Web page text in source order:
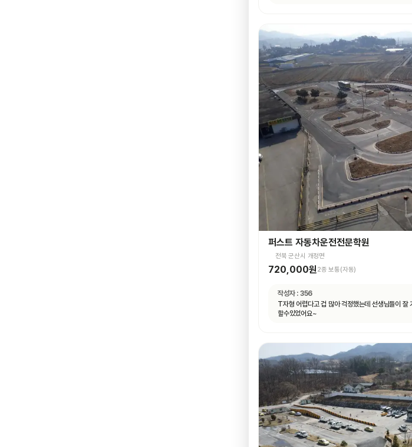
퍼스트 자동차운전전문학원
전북 군산시 개정면
720,000원 2종 보통(자동)
작성자 : 356
T자형 어렵다고 겁 많아 걱정했는데 선생님들이 잘 가치르쳐
할수있었어요~